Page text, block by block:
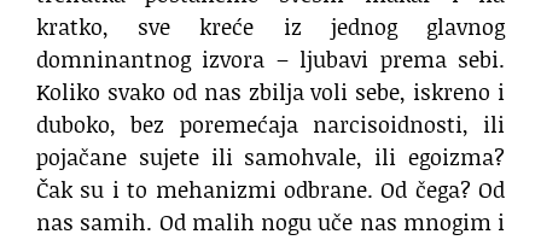
kratko, sve kreće iz jednog glavnog
domninantnog izvora – ljubavi prema sebi.
Koliko svako od nas zbilja voli sebe, iskreno i
duboko, bez poremećaja narcisoidnosti, ili
pojačane sujete ili samohvale, ili egoizma?
Čak su i to mehanizmi odbrane. Od čega? Od
nas samih. Od malih nogu uče nas mnogim i